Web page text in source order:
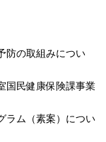
防の取組みについ
国民健康保険課事業
ラム（素案）につい